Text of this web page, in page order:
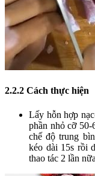
2.2.2 Cách thực hiện
Lấy hỗn hợp
phần nhỏ cỡ
chế độ trung
kéo dài 15s rồi
thao tác 2 lần nữa